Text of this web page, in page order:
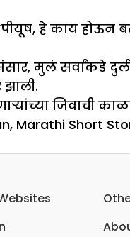
हे काय
मुलं सर्वांकडे
जिवाची
, Marathi Short